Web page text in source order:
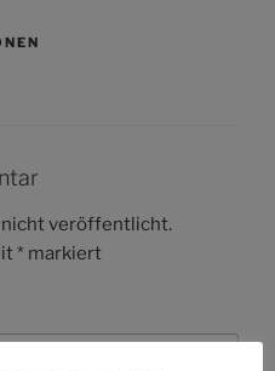
nicht veröffentlicht.
* markiert